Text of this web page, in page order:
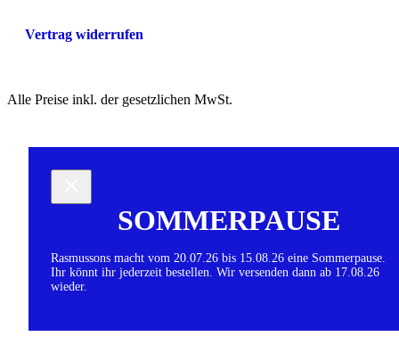
Vertrag widerrufen
Alle Preise inkl. der gesetzlichen MwSt.
SOMMERPAUSE
Rasmussons macht vom 20.07.26 bis 15.08.26 eine Sommerpause.
Ihr könnt ihr jederzeit bestellen. Wir versenden dann ab 17.08.26
wieder.